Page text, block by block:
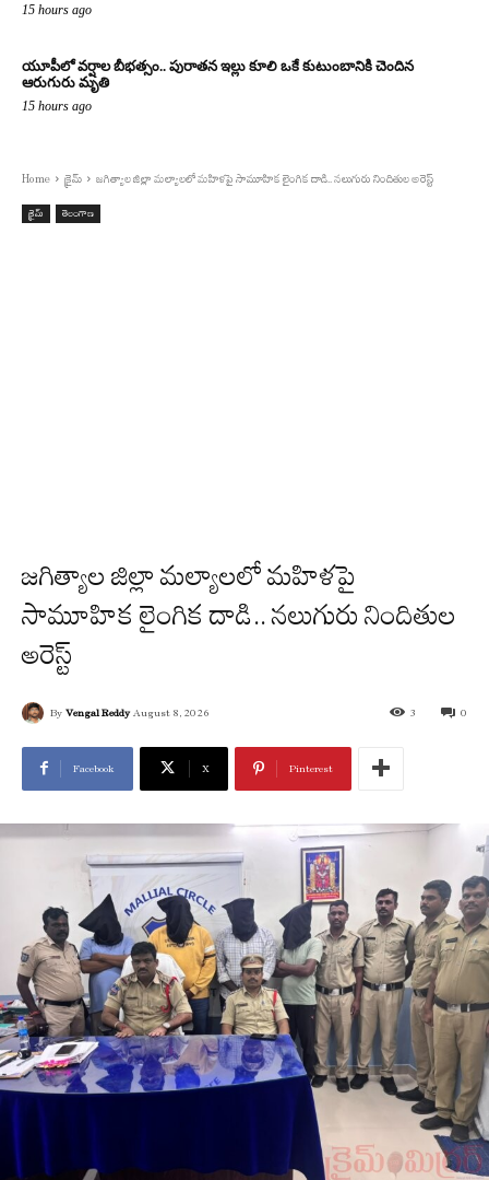
15 hours ago
యూపీలో వర్షాల బీభత్సం.. పురాతన ఇల్లు కూలి ఒకే కుటుంబానికి చెందిన
ఆరుగురు మృతి
15 hours ago